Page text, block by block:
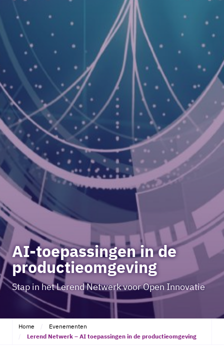
AI-toepassingen in de
productieomgeving
Stap in het Lerend Netwerk voor Open Innovatie
Home
Evenementen
Lerend Netwerk – AI toepassingen in de productieomgeving